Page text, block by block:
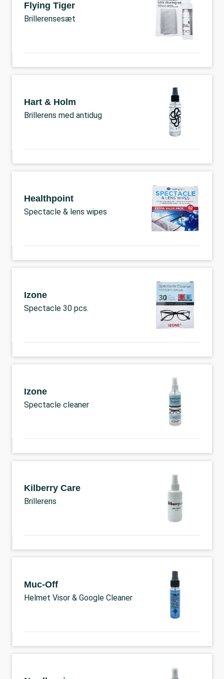
Flying Tiger
Brillerensesæt
Hart & Holm
Brillerens med antidug
Healthpoint
Spectacle & lens wipes
Izone
Spectacle 30 pcs.
Izone
Spectacle cleaner
Kilberry Care
Brillerens
Muc-Off
Helmet Visor & Google Cleaner